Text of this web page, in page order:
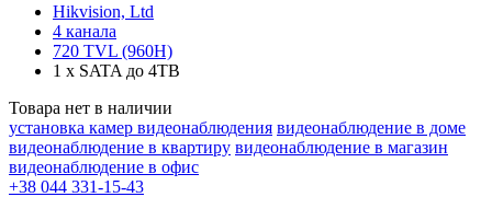
Hikvision, Ltd
4 канала
720 TVL (960H)
1 x SATA до 4TB
Товара нет в наличии
установка камер видеонаблюдения видеонаблюдение в доме
видеонаблюдение в квартиру видеонаблюдение в магазин
видеонаблюдение в офис
+38 044 331-15-43